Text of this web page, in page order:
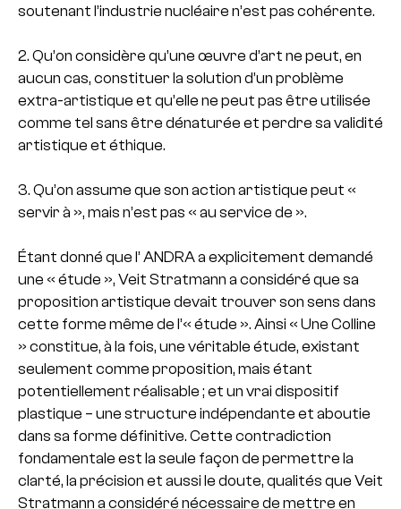
soutenant l’industrie nucléaire n’est pas cohérente.
2. Qu’on considère qu’une œuvre d’art ne peut, en
aucun cas, constituer la solution d’un problème
extra-artistique et qu’elle ne peut pas être utilisée
comme tel sans être dénaturée et perdre sa validité
artistique et éthique.
3. Qu’on assume que son action artistique peut «
servir à », mais n’est pas « au service de ».
Étant donné que l’ ANDRA a explicitement demandé
une « étude », Veit Stratmann a considéré que sa
proposition artistique devait trouver son sens dans
cette forme même de l’« étude ». Ainsi « Une Colline
» constitue, à la fois, une véritable étude, existant
seulement comme proposition, mais étant
potentiellement réalisable ; et un vrai dispositif
plastique – une structure indépendante et aboutie
dans sa forme définitive. Cette contradiction
fondamentale est la seule façon de permettre la
clarté, la précision et aussi le doute, qualités que Veit
Stratmann a considéré nécessaire de mettre en